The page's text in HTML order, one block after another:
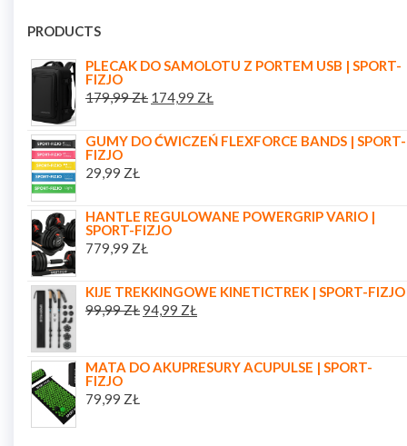
PRODUCTS
PLECAK DO SAMOLOTU Z PORTEM USB | SPORT-
FIZJO
179,99ZŁ 174,99 ZŁ
GUMY DO ĆWICZEŃ FLEXFORCE BANDS | SPORT-
FIZJO
29,99 ZŁ
HANTLE REGULOWANE POWERGRIP VARIO |
SPORT-FIZJO
779,99 ZŁ
KIJE TREKKINGOWE KINETICTREK | SPORT-FIZJO
99,99ZŁ94,99 ZŁ
MATA DO AKUPRESURY ACUPULSE | SPORT-
FIZJO
79,99 ZŁ